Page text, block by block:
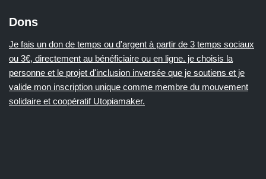
Dons
Je fais un don de temps ou d'argent à partir de 3 temps sociaux
ou 3€, directement au bénéficiaire ou en ligne. je choisis la
personne et le projet d'inclusion inversée que je soutiens et je
valide mon inscription unique comme membre du mouvement
solidaire et coopératif Utopiamaker.